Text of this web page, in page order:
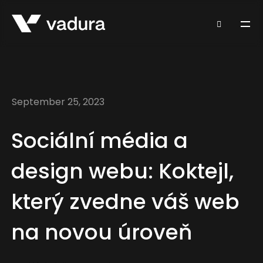
September 25, 2023
Sociální média a
design webu: Koktejl,
který zvedne váš web
na novou úroveň